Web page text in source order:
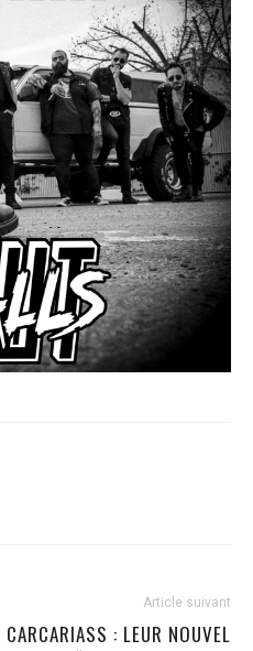
Article suivant
CARCARIASS : LEUR NOUVEL